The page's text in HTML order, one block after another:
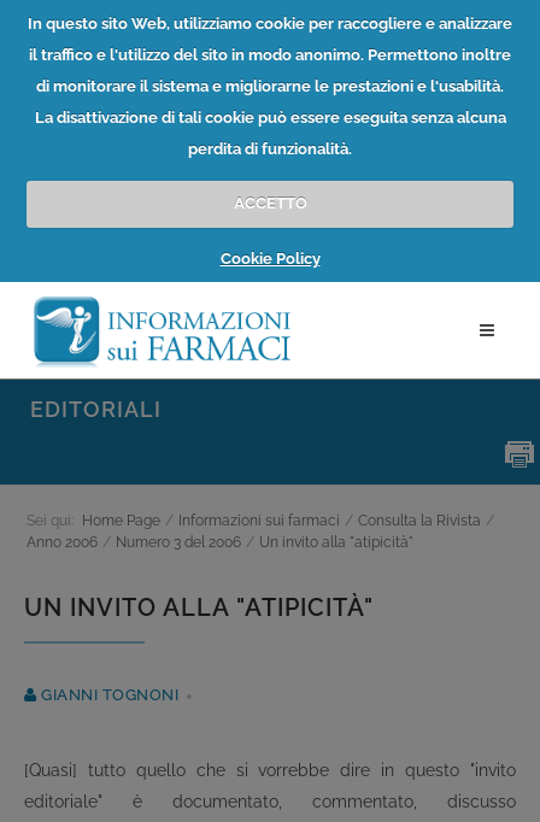
In questo sito Web, utilizziamo cookie per raccogliere e analizzare
il traffico e l'utilizzo del sito in modo anonimo. Permettono inoltre
di monitorare il sistema e migliorarne le prestazioni e l'usabilità.
La disattivazione di tali cookie può essere eseguita senza alcuna
perdita di funzionalità.
ACCETTO
Cookie Policy
EDITORIALI
Sei qui: Home Page / Informazioni sui farmaci / Consulta la Rivista /
Anno 2006 / Numero 3 del 2006 / Un invito alla "atipicità"
UN INVITO ALLA "ATIPICITÀ"
GIANNI TOGNONI
[Quasi] tutto quello che si vorrebbe dire in questo "invito
editoriale" è documentato, commentato, discusso